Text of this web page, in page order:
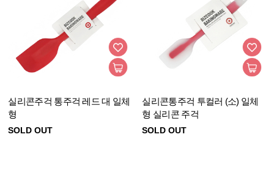
실리콘주걱 통주걱 레드 대 일체
형
SOLD OUT
실리콘통주걱 투컬러 (소) 일체
형 실리콘 주걱
SOLD OUT